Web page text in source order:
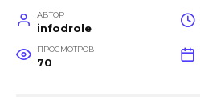
АВТОР
infodrole
ПРОСМОТРОВ
70